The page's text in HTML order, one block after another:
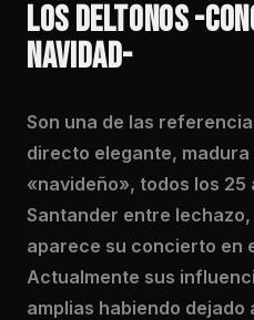
LOS DELTONOS -
NAVIDAD-
Son una de las
directo elegante,
«navideño», todos los 25
Santander entre
aparece su concierto en
Actualmente sus
amplias habiendo dejado